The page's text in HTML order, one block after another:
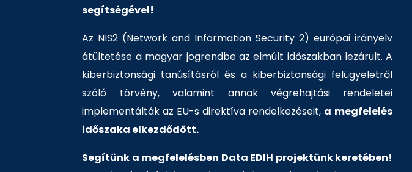
segítségével!
Az NIS2 (Network and Information Security 2) európai irányelv
átültetése a magyar jogrendbe az elmúlt időszakban lezárult. A
kiberbiztonsági tanúsításról és a kiberbiztonsági felügyeletről
szóló törvény, valamint annak végrehajtási rendeletei
implementálták az EU-s direktíva rendelkezéseit, a megfelelés
időszaka elkezdődött.
Segítünk a megfelelésben Data EDIH projektünk keretében!